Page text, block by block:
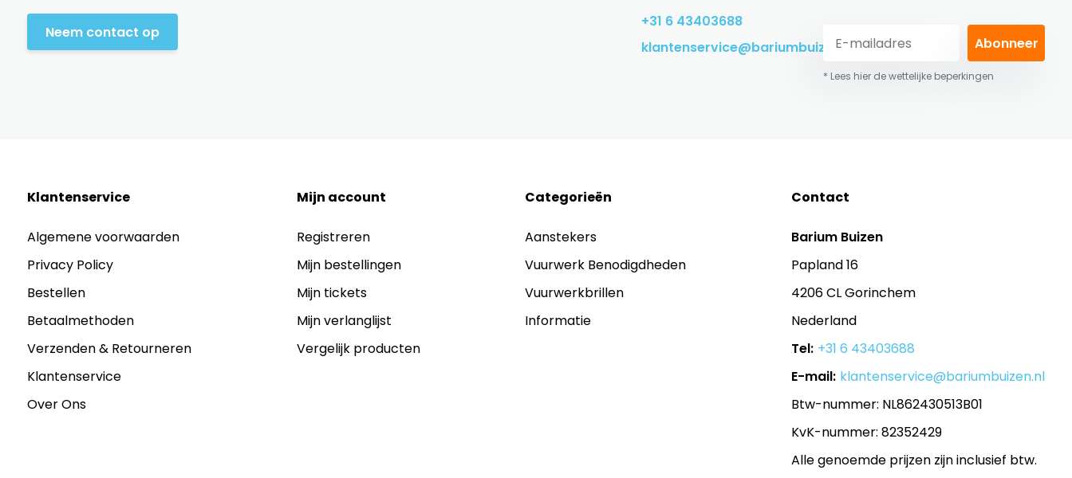
Neem contact op
+31 6 43403688
klantenservice@bariumbuizen.nl
Abonneer
* Lees hier de wettelijke beperkingen
Klantenservice
Algemene voorwaarden
Privacy Policy
Bestellen
Betaalmethoden
Verzenden & Retourneren
Klantenservice
Over Ons
Mijn account
Registreren
Mijn bestellingen
Mijn tickets
Mijn verlanglijst
Vergelijk producten
Categorieën
Aanstekers
Vuurwerk Benodigdheden
Vuurwerkbrillen
Informatie
Contact
Barium Buizen
Papland 16
4206 CL Gorinchem
Nederland
Tel: +31 6 43403688
E-mail: klantenservice@bariumbuizen.nl
Btw-nummer: NL862430513B01
KvK-nummer: 82352429
Alle genoemde prijzen zijn inclusief btw.